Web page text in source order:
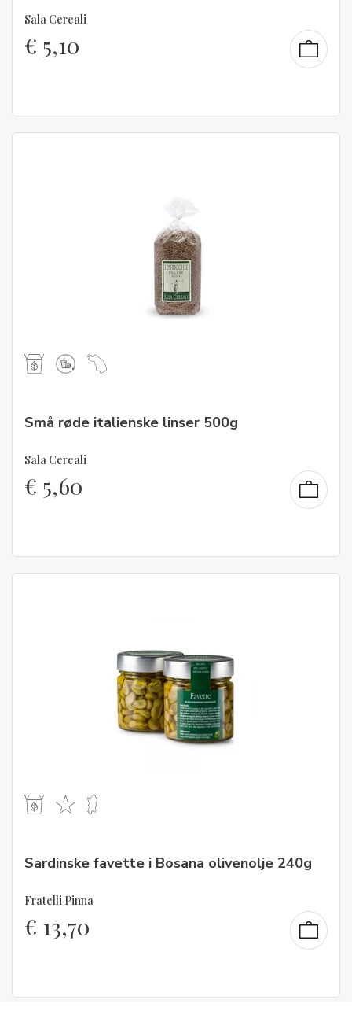
Sala Cereali
€ 5,10
Små røde italienske linser 500g
Sala Cereali
€ 5,60
Sardinske favette i Bosana olivenolje 240g
Fratelli Pinna
€ 13,70